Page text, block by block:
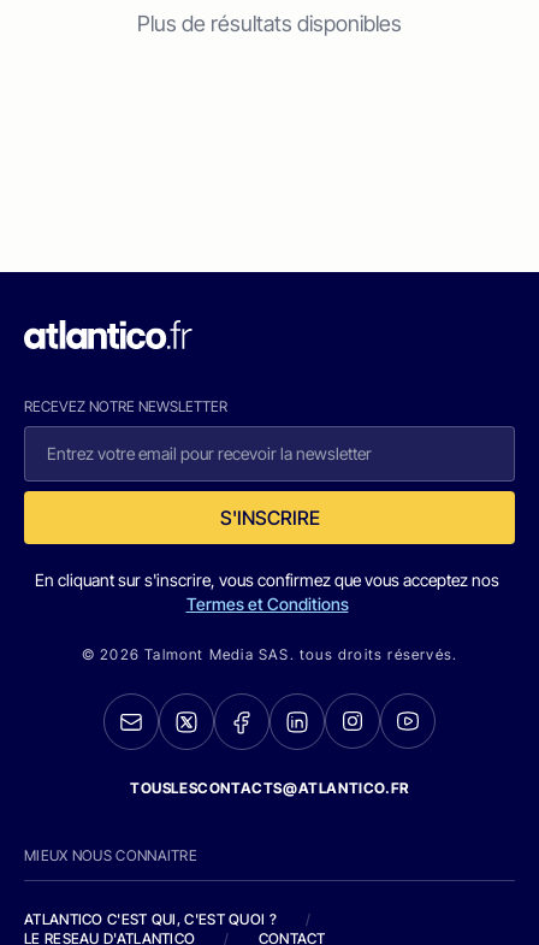
Plus de résultats disponibles
RECEVEZ NOTRE NEWSLETTER
S'INSCRIRE
En cliquant sur s'inscrire, vous confirmez que vous acceptez nos
Termes et Conditions
© 2026 Talmont Media SAS. tous droits réservés.
TOUSLESCONTACTS@ATLANTICO.FR
MIEUX NOUS CONNAITRE
ATLANTICO C'EST QUI, C'EST QUOI ?
/
LE RESEAU D'ATLANTICO
/ CONTACT